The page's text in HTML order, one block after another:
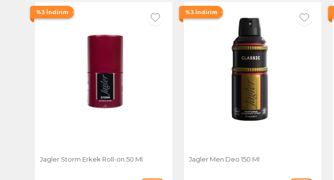
%3 İndirim
Jagler Storm Erkek Roll-on 50 Ml
%3 İndirim
Jagler Men Deo 150 Ml